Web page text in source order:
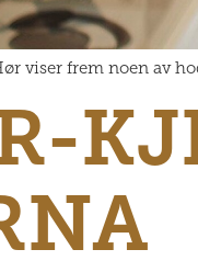
viser frem noen av